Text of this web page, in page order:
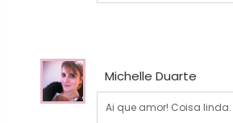
Michelle Duarte
Ai que amor! Coisa linda.